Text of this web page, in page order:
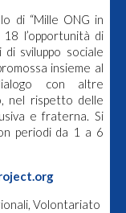
di “Mille ONG in
l’opportunità di
sviluppo sociale
insieme al
con altre
nel rispetto delle
e fraterna. Si
periodi da 1 a 6
Volontariato